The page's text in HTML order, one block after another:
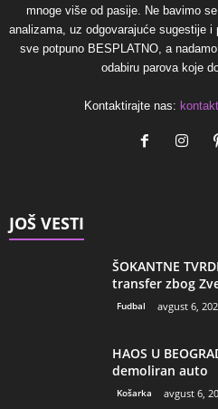
mnoge više od pasije. Ne bavimo
analizama, uz odgovarajuće sugestije
sve potpuno BESPLATNO, a
odabiru parova koje
Kontaktirajte nas:
JOŠ VESTI
ŠOKANTNE
transfer zbog
Fudbal avgust 6,
HAOS U
demoliran auto
Košarka avgust 6,